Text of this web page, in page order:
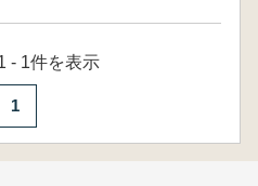
- 1件を表示
1